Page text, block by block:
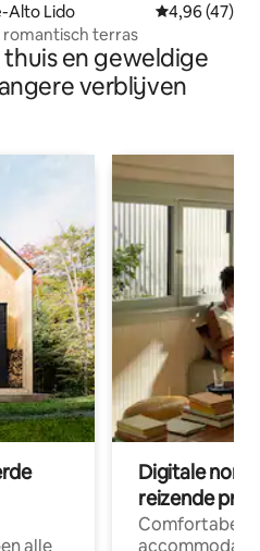
Alto Lido Gemiddelde
4,96 (47)
romantisch terras
en geweldige
verblijven
alle
Digitale
reizende
Comfortabele